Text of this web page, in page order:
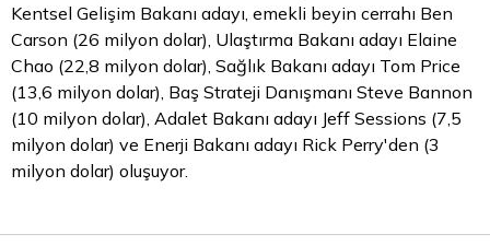
Kentsel Gelişim Bakanı adayı, emekli beyin cerrahı Ben
Carson (26 milyon dolar), Ulaştırma Bakanı adayı Elaine
Chao (22,8 milyon dolar), Sağlık Bakanı adayı Tom Price
(13,6 milyon dolar), Baş Strateji Danışmanı Steve Bannon
(10 milyon dolar), Adalet Bakanı adayı Jeff Sessions (7,5
milyon dolar) ve Enerji Bakanı adayı Rick Perry'den (3
milyon dolar) oluşuyor.